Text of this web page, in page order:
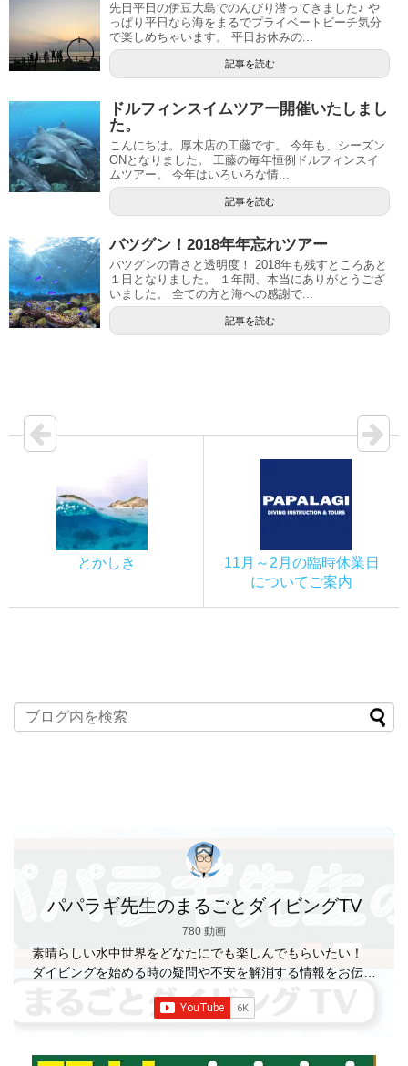
先日平日の伊豆大島でのんびり潜ってきました♪ や
っぱり平日なら海をまるでプライベートビーチ気分
で楽しめちゃいます。 平日お休みの...
記事を読む
ドルフィンスイムツアー開催いたしまし
た。
こんにちは。厚木店の工藤です。 今年も、シーズン
ONとなりました。 工藤の毎年恒例ドルフィンスイ
ムツアー。 今年はいろいろな情...
記事を読む
バツグン！2018年年忘れツアー
バツグンの青さと透明度！ 2018年も残すところあと
１日となりました。 １年間、本当にありがとうござ
いました。 全ての方と海への感謝で...
記事を読む
とかしき
11月～2月の臨時休業日
についてご案内
パパラギ先生のまるごとダイビングTV
780 動画
素晴らしい水中世界をどなたにでも楽しんでもらいたい！
ダイビングを始める時の疑問や不安を解消する情報をお伝え
業の国内最大規模のスキューバダイビングスクール。 PADI